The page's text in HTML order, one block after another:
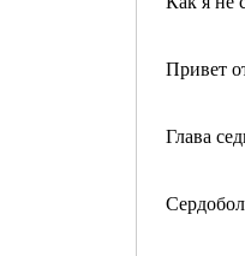
Привет
Глава